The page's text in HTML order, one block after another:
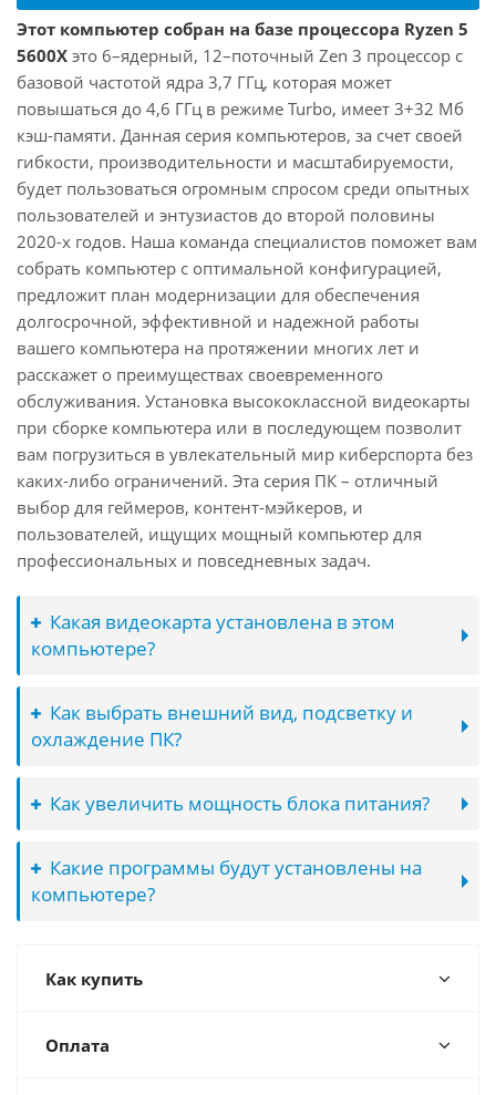
Этот компьютер собран на базе процессора Ryzen 5
5600X это 6–ядерный, 12–поточный Zen 3 процессор с
базовой частотой ядра 3,7 ГГц, которая может
повышаться до 4,6 ГГц в режиме Turbo, имеет 3+32 Мб
кэш-памяти. Данная серия компьютеров, за счет своей
гибкости, производительности и масштабируемости,
будет пользоваться огромным спросом среди опытных
пользователей и энтузиастов до второй половины
2020-х годов. Наша команда специалистов поможет вам
собрать компьютер с оптимальной конфигурацией,
предложит план модернизации для обеспечения
долгосрочной, эффективной и надежной работы
вашего компьютера на протяжении многих лет и
расскажет о преимуществах своевременного
обслуживания. Установка высококлассной видеокарты
при сборке компьютера или в последующем позволит
вам погрузиться в увлекательный мир киберспорта без
каких-либо ограничений. Эта серия ПК – отличный
выбор для геймеров, контент-мэйкеров, и
пользователей, ищущих мощный компьютер для
профессиональных и повседневных задач.
Какая видеокарта установлена в этом
компьютере?
Как выбрать внешний вид, подсветку и
охлаждение ПК?
Как увеличить мощность блока питания?
Какие программы будут установлены на
компьютере?
Как купить
Оплата